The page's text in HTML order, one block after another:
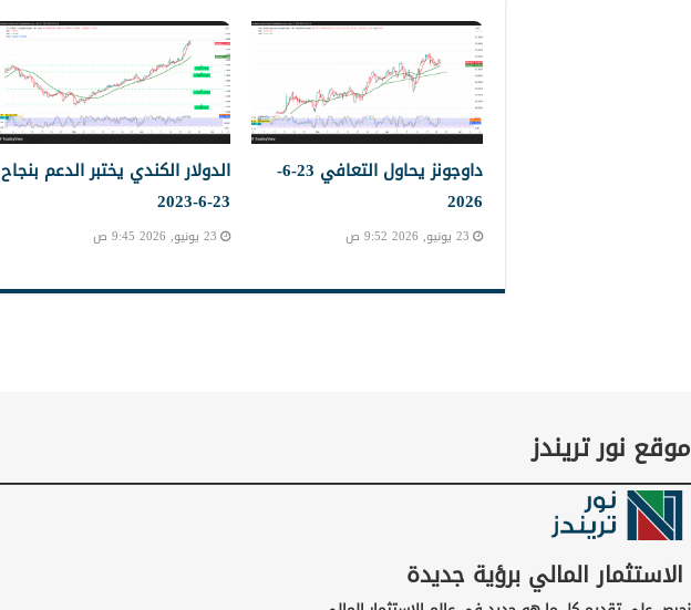
داوجونز يحاول التعافي 23-6-
2026
23 يونيو, 2026 9:52 ص
الدولار الكندي يختبر الدعم بنجاح
23-6-2023
23 يونيو, 2026 9:45 ص
موقع نور تريندز
الاستثمار المالي برؤية جديدة